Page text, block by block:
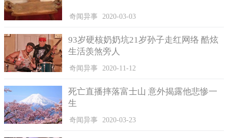
奇闻异事 2020-03-03
93岁硬核奶奶坑21岁孙子走红网络 酷炫
生活羡煞旁人
奇闻异事 2020-11-12
死亡直播摔落富士山 意外揭露他悲惨一
生
奇闻异事 2020-03-23